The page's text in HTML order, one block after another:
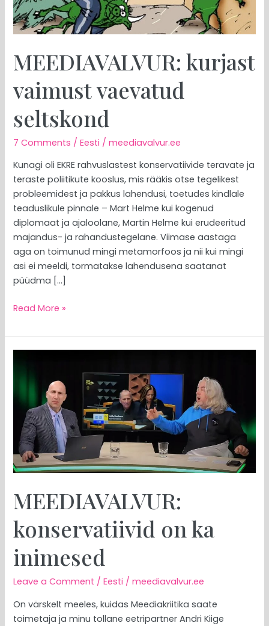
MEEDIAVALVUR: kurjast
vaimust vaevatud
seltskond
7 Comments /Eesti /meediavalvur.ee
Kunagi oli EKRE rahvuslastest konservatiivide teravate ja
teraste poliitikute kooslus, mis rääkis otse tegelikest
probleemidest ja pakkus lahendusi, toetudes kindlale
teaduslikule pinnale – Mart Helme kui kogenud
diplomaat ja ajaloolane, Martin Helme kui erudeeritud
majandus- ja rahandustegelane. Viimase aastaga
aga on toimunud mingi metamorfoos ja nii kui mingi
asi ei meeldi, tormatakse lahendusena saatanat
püüdma […]
Read More »
MEEDIAVALVUR:
konservatiivid on ka
inimesed
Leave a Comment /Eesti /meediavalvur.ee
On värskelt meeles, kuidas Meediakriitika saate
toimetaja ja minu tollane eetripartner Andri Kiige
ka
inimesed